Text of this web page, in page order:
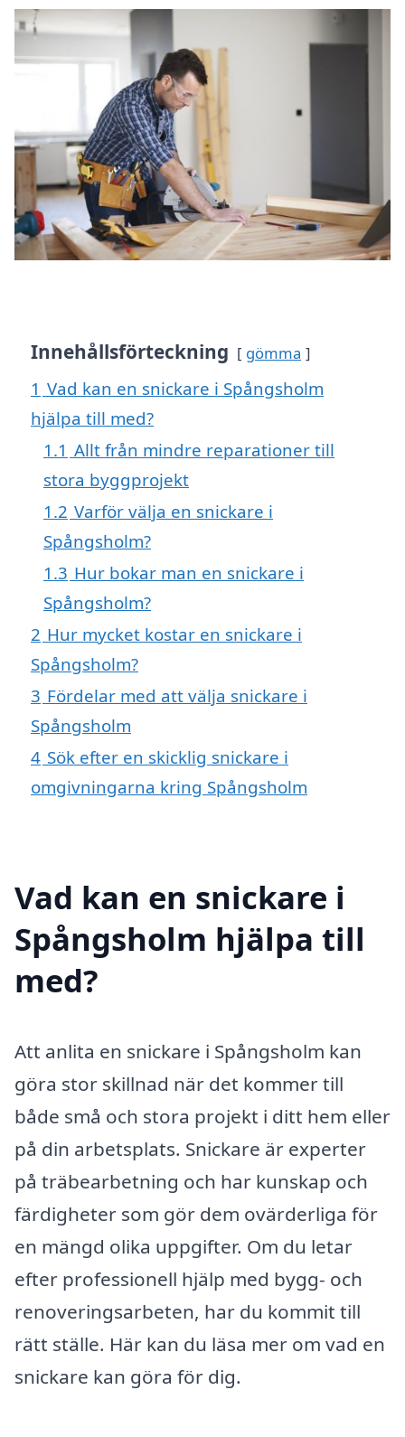
Innehållsförteckning gömma
1 Vad kan en snickare i Spångsholm
hjälpa till med?
1.1 Allt från mindre reparationer till
stora byggprojekt
1.2 Varför välja en snickare i
Spångsholm?
1.3 Hur bokar man en snickare i
Spångsholm?
2 Hur mycket kostar en snickare i
Spångsholm?
3 Fördelar med att välja snickare i
Spångsholm
4 Sök efter en skicklig snickare i
omgivningarna kring Spångsholm
Vad kan en snickare i
Spångsholm hjälpa till
med?
Att anlita en snickare i Spångsholm kan
göra stor skillnad när det kommer till
både små och stora projekt i ditt hem eller
på din arbetsplats. Snickare är experter
på träbearbetning och har kunskap och
färdigheter som gör dem ovärderliga för
en mängd olika uppgifter. Om du letar
efter professionell hjälp med bygg- och
renoveringsarbeten, har du kommit till
rätt ställe. Här kan du läsa mer om vad en
snickare kan göra för dig.